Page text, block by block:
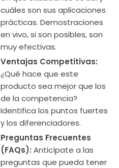
cuáles son sus aplicaciones
prácticas. Demostraciones
en vivo, si son posibles, son
muy efectivas.
Ventajas Competitivas:
¿Qué hace que este
producto sea mejor que los
de la competencia?
Identifica los puntos fuertes
y los diferenciadores.
Preguntas Frecuentes
(FAQs): Anticípate a las
preguntas que pueda tener